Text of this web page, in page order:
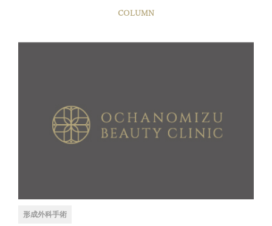
COLUMN
形成外科手術